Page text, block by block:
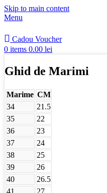
Skip to main content
Menu
Cadou Voucher
0 items 0.00 lei
Ghid de Marimi
Marime CM
34
21.5
35
22
36
23
37
24
38
25
39
26
40
26.5
41
27